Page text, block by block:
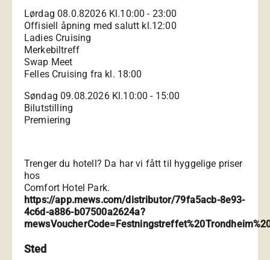
Lørdag 08.0.82026 Kl.10:00 - 23:00
Offisiell åpning med salutt kl.12:00
Ladies Cruising
Merkebiltreff
Swap Meet
Felles Cruising fra kl. 18:00
Søndag 09.08.2026 Kl.10:00 - 15:00
Bilutstilling
Premiering
Trenger du hotell? Da har vi fått til hyggelige priser
hos
Comfort Hotel Park.
https://app.mews.com/distributor/79fa5acb-8e93-
4c6d-a886-b07500a2624a?
Sted